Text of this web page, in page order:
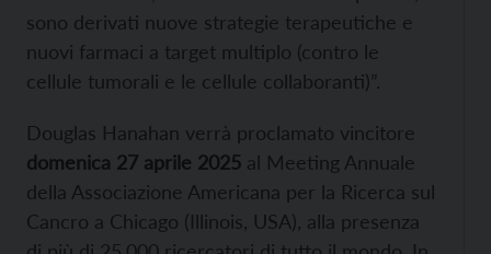
sono derivati nuove strategie terapeutiche e
nuovi farmaci a target multiplo (contro le
cellule tumorali e le cellule collaboranti)”.
Douglas Hanahan verrà proclamato vincitore
domenica 27 aprile 2025 al Meeting Annuale
della Associazione Americana per la Ricerca sul
Cancro a Chicago (Illinois, USA), alla presenza